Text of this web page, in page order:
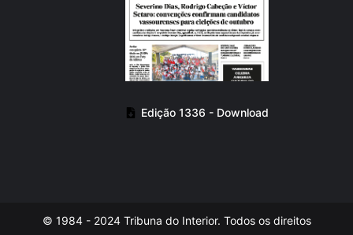
Edição 1336 - Download
© 1984 - 2024 Tribuna do Interior. Todos os direitos